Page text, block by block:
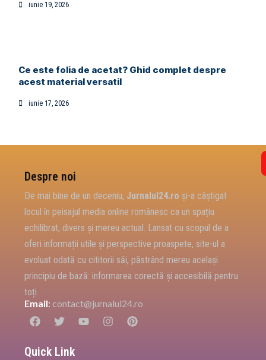
iunie 19, 2026
Ce este folia de acetat? Ghid complet despre
acest material versatil
iunie 17, 2026
Despre noi
De mai bine de un deceniu, Jurnalul24.ro și-a câștigat
locul în peisajul media online românesc ca un spațiu
echilibrat, divers și mereu actual. Lansat cu scopul de a
oferi informații utile și perspective proaspete, site-ul a
evoluat odată cu cititorii săi, păstrând mereu același
principiu de bază: informarea corectă și accesibilă pentru
toți.
Email:contact@jurnalul24.ro
Quick Link